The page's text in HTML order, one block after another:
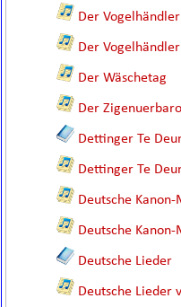
Der Vogelhändler
Der Vogelhändler
Der Wäschetag
Der
Dettinger Te
Dettinger Te
Deutsche Kanon-
Deutsche Kanon-
Deutsche Lieder
Deutsche Lieder